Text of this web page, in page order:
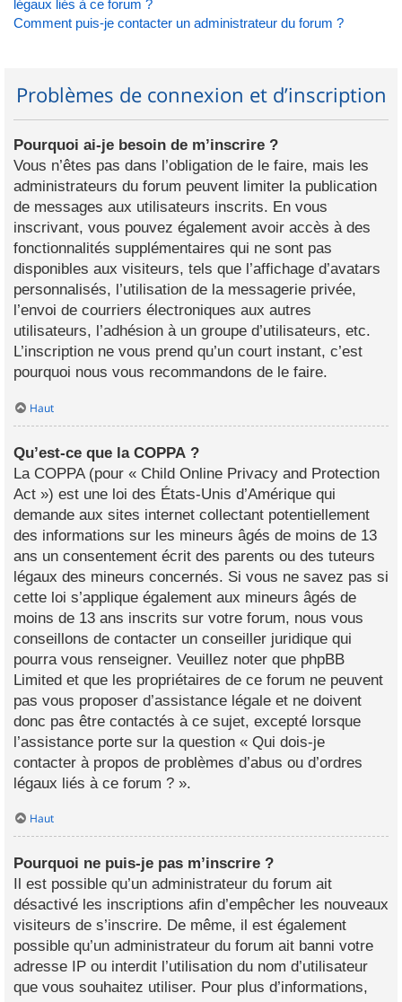
légaux liés à ce forum ?
Comment puis-je contacter un administrateur du forum ?
Problèmes de connexion et d’inscription
Pourquoi ai-je besoin de m’inscrire ?
Vous n’êtes pas dans l’obligation de le faire, mais les
administrateurs du forum peuvent limiter la publication
de messages aux utilisateurs inscrits. En vous
inscrivant, vous pouvez également avoir accès à des
fonctionnalités supplémentaires qui ne sont pas
disponibles aux visiteurs, tels que l’affichage d’avatars
personnalisés, l’utilisation de la messagerie privée,
l’envoi de courriers électroniques aux autres
utilisateurs, l’adhésion à un groupe d’utilisateurs, etc.
L’inscription ne vous prend qu’un court instant, c’est
pourquoi nous vous recommandons de le faire.
Haut
Qu’est-ce que la COPPA ?
La COPPA (pour « Child Online Privacy and Protection
Act ») est une loi des États-Unis d’Amérique qui
demande aux sites internet collectant potentiellement
des informations sur les mineurs âgés de moins de 13
ans un consentement écrit des parents ou des tuteurs
légaux des mineurs concernés. Si vous ne savez pas si
cette loi s’applique également aux mineurs âgés de
moins de 13 ans inscrits sur votre forum, nous vous
conseillons de contacter un conseiller juridique qui
pourra vous renseigner. Veuillez noter que phpBB
Limited et que les propriétaires de ce forum ne peuvent
pas vous proposer d’assistance légale et ne doivent
donc pas être contactés à ce sujet, excepté lorsque
l’assistance porte sur la question « Qui dois-je
contacter à propos de problèmes d’abus ou d’ordres
légaux liés à ce forum ? ».
Haut
Pourquoi ne puis-je pas m’inscrire ?
Il est possible qu’un administrateur du forum ait
désactivé les inscriptions afin d’empêcher les nouveaux
visiteurs de s’inscrire. De même, il est également
possible qu’un administrateur du forum ait banni votre
adresse IP ou interdit l’utilisation du nom d’utilisateur
que vous souhaitez utiliser. Pour plus d’informations,